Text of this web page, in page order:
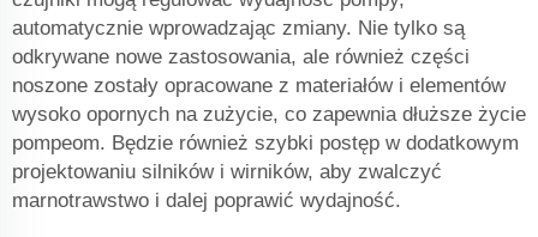
automatycznie wprowadzając zmiany. Nie tylko są
odkrywane nowe zastosowania, ale również części
noszone zostały opracowane z materiałów i elementów
wysoko opornych na zużycie, co zapewnia dłuższe życie
pompeom. Będzie również szybki postęp w dodatkowym
projektowaniu silników i wirników, aby zwalczyć
marnotrawstwo i dalej poprawić wydajność.